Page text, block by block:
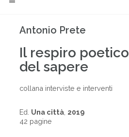
Antonio Prete
Il respiro poetico
del sapere
collana interviste e interventi
Ed. Una città 2019
42 pagine